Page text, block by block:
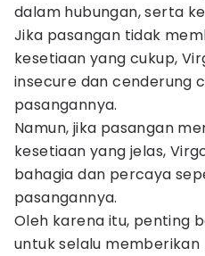
dalam hubungan, serta
Jika pasangan tidak
kesetiaan yang cukup,
insecure dan cenderung
pasangannya.
Namun, jika pasangan
kesetiaan yang jelas,
bahagia dan percaya
pasangannya.
Oleh karena itu, penting
untuk selalu